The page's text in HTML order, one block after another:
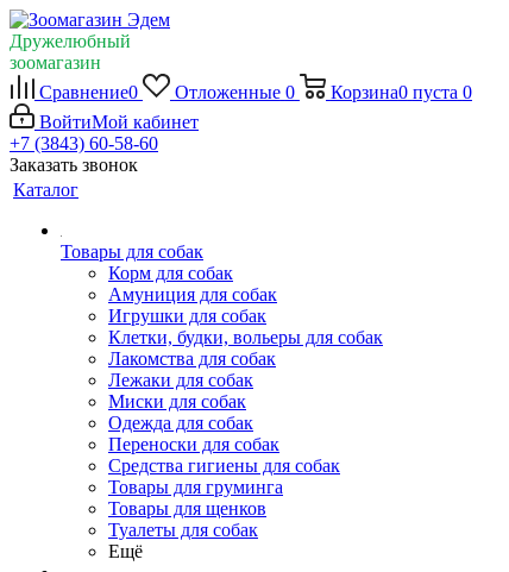
Дружелюбный
зоомагазин
Сравнение0 Отложенные 0 Корзина0 пуста 0
ВойтиМой кабинет
+7 (3843) 60-58-60
Заказать звонок
Каталог
Товары для собак
Корм для собак
Амуниция для собак
Игрушки для собак
Клетки, будки, вольеры для собак
Лакомства для собак
Лежаки для собак
Миски для собак
Одежда для собак
Переноски для собак
Средства гигиены для собак
Товары для груминга
Товары для щенков
Туалеты для собак
Ещё